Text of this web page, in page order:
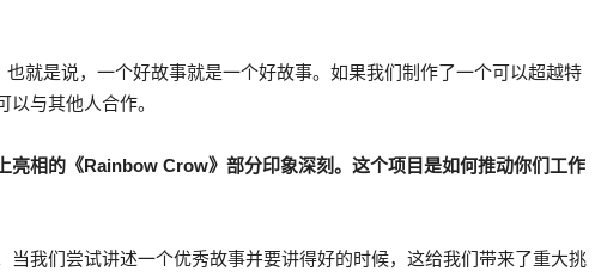
就是说，一个好故事就是一个好故事。如果我们制作了一个可以超越特
与其他人合作。
亮相的《Rainbow Crow》部分印象深刻。这个项目是如何推动你们工作
当我们尝试讲述一个优秀故事并要讲得好的时候，这给我们带来了重大挑